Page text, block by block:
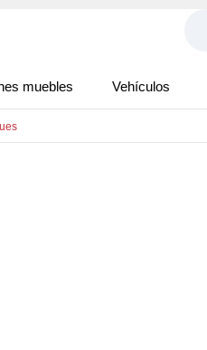
muebles Vehículos